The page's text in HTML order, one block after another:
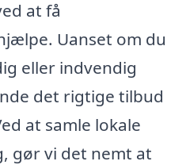
at få
Uanset om du
eller indvendig
det rigtige tilbud
at samle lokale
gør vi det nemt at